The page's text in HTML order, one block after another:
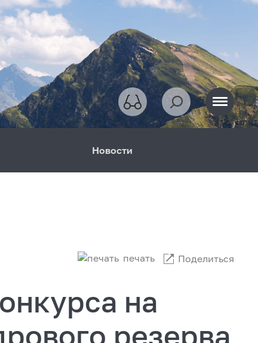
Новости
печать Поделиться
на
резерва